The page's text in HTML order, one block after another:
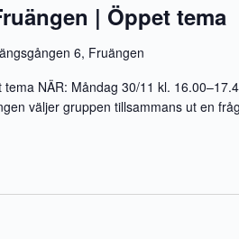
| Öppet tema
6, Fruängen
NÄR: Måndag 30/11 kl.
väljer gruppen tillsammans ut en